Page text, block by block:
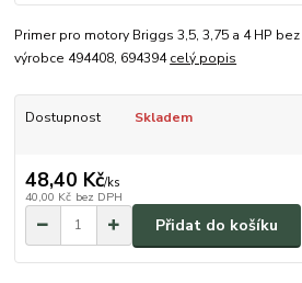
Primer pro motory Briggs 3,5, 3,75 a 4 HP
výrobce 494408, 694394celý popis
Dostupnost Skladem
48,40 Kč/ks
40,00 Kč bez DPH
Přidat do košíku